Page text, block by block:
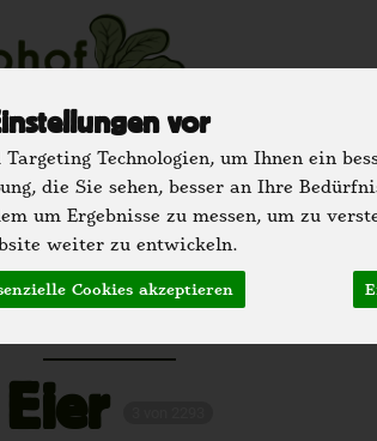
vor
Technologien, um Ihnen ein
die Sie sehen, besser an Ihre
um Ergebnisse zu messen, um zu
weiter zu entwickeln.
Cookies akzeptieren
Getränke Bäckerei
Partner Einkaufen Der
Eier